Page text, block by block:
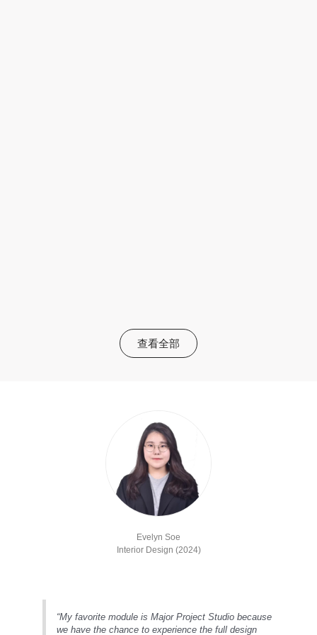
查看全部
Evelyn Soe
Interior Design (2024)
“My favorite module is Major Project Studio because
we have the chance to experience the full design